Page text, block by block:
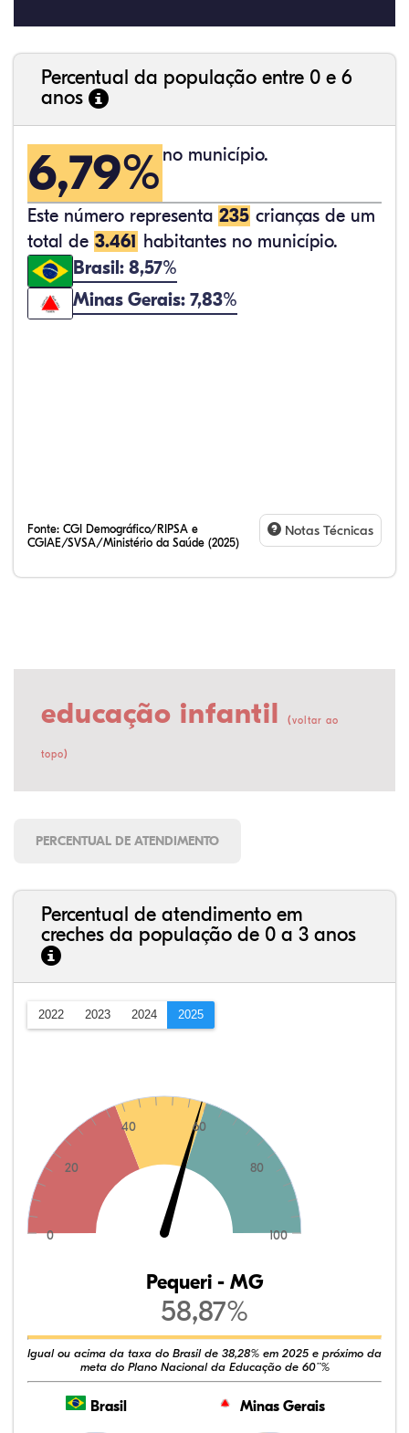
Percentual da população entre 0 e 6
anos
6,79% no município.
Este número representa 235 crianças de um
total de 3.461 habitantes no município.
Brasil: 8,57%
Minas Gerais: 7,83%
Fonte: CGI Demográfico/RIPSA e
CGIAE/SVSA/Ministério da Saúde (2025)
Notas Técnicas
educação infantil (voltar ao
topo)
PERCENTUAL DE ATENDIMENTO
Percentual de atendimento em
creches da população de 0 a 3 anos
2022 2023 2024 2025
0
20
40 60
80
100
Pequeri - MG
58,87%
Igual ou acima da taxa do Brasil de 38,28% em 2025 e próximo da
meta do Plano Nacional da Educação de 60¨%
Brasil Minas Gerais